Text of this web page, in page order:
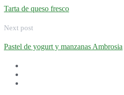
Tarta de queso fresco
Next post
Pastel de yogurt y manzanas Ambrosia